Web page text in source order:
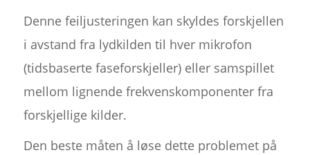
Denne feiljusteringen kan skyldes forskjellen
i avstand fra lydkilden til hver mikrofon
(tidsbaserte faseforskjeller) eller samspillet
mellom lignende frekvenskomponenter fra
forskjellige kilder.
Den beste måten å løse dette problemet på